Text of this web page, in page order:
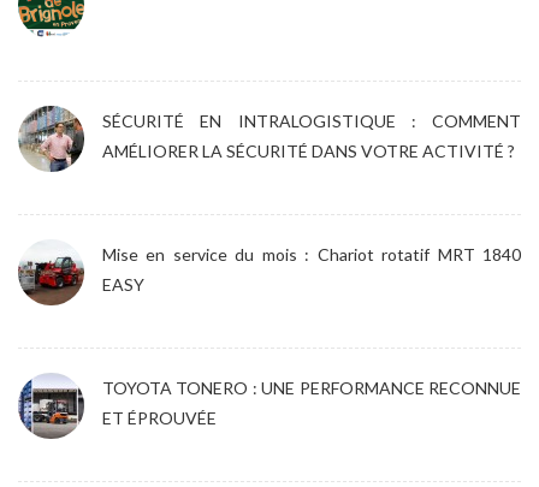
SÉCURITÉ EN INTRALOGISTIQUE : COMMENT
AMÉLIORER LA SÉCURITÉ DANS VOTRE ACTIVITÉ ?
Mise en service du mois : Chariot rotatif MRT 1840
EASY
TOYOTA TONERO : UNE PERFORMANCE RECONNUE
ET ÉPROUVÉE